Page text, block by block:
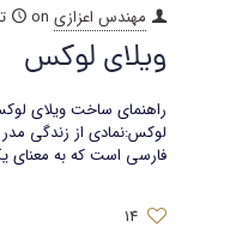
مهندس اعزازی on
ویلای لوکس
لوکس:نمادی از زندگی
فارسی است که به معنای
14